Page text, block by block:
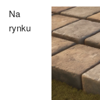
Na
rynku